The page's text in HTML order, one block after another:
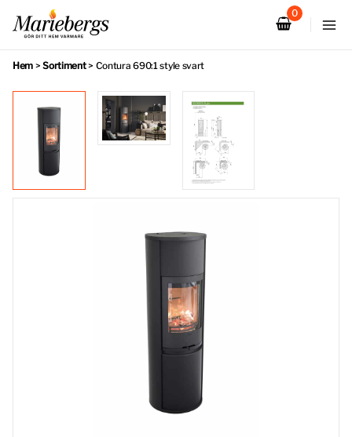
innehåll
Hem >Sortiment> Contura 690:1 style svart